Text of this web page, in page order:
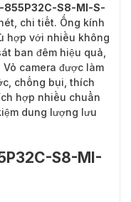
855P32C-S8-MI-S-
chi tiết. Ống kính
hợp với nhiều không
ban đêm hiệu quả,
camera được làm
chống bụi, thích
hợp nhiều chuẩn
dung lượng lưu
S8-MI-